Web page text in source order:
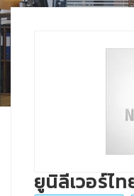
ยูนิลีเวอร์ไ